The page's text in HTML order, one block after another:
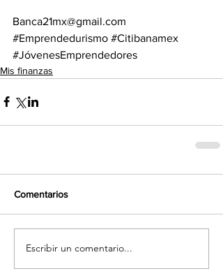
Banca21mx@gmail.com
#Emprendedurismo #Citibanamex
#JóvenesEmprendedores
Mis finanzas
Comentarios
Escribir un comentario...